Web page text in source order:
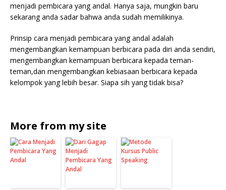
menjadi pembicara yang andal. Hanya saja, mungkin baru
sekarang anda sadar bahwa anda sudah memilikinya.
Prinsip cara menjadi pembicara yang andal adalah
mengembangkan kemampuan berbicara pada diri anda sendiri,
mengembangkan kemampuan berbicara kepada teman-
teman,dan mengembangkan kebiasaan berbicara kepada
kelompok yang lebih besar. Siapa sih yang tidak bisa?
More from my site